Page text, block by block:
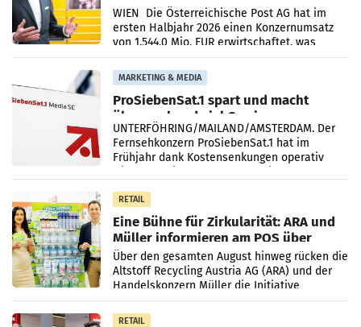
Briefgeschäft
WIEN Die Österreichische Post AG hat im
ersten Halbjahr 2026 einen Konzernumsatz
von 1.544,0 Mio. EUR erwirtschaftet, was
einem Plus von 3,8 Prozent gegenüber dem
Vergleichszeitraum
MARKETING & MEDIA
ProSiebenSat.1 spart und macht
überraschend viel Gewinn
UNTERFÖHRING/MAILAND/AMSTERDAM. Der
Fernsehkonzern ProSiebenSat.1 hat im
Frühjahr dank Kostensenkungen operativ
RETAIL
Eine Bühne für Zirkularität: ARA und
Müller informieren am POS über
Kreislauffähigkeit
Über den gesamten August hinweg rücken die
Altstoff Recycling Austria AG (ARA) und der
Handelskonzern Müller die Initiative
„Kreislauf-Helden“ in allen österreichischen
Müller-Filialen
RETAIL